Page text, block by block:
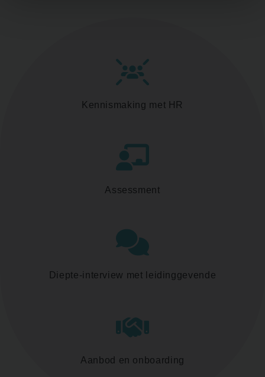
Kennismaking met HR
Assessment
Diepte-interview met leidinggevende
Aanbod en onboarding